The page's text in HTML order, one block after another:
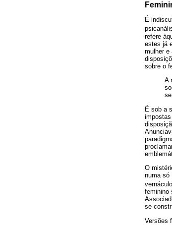
É
refere
estes já
mulher e
sobre o
A
É sob a
O
numa só
feminino
se
Versões